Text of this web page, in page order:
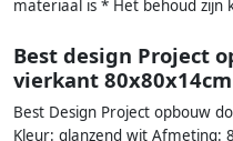
materiaal is * Het behoud zijn
Best design Project
vierkant 80x80x14cm
Best Design Project opbouw
Kleur: glanzend wit Afmeting: